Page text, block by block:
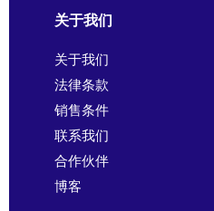
关于我们
关于我们
法律条款
销售条件
联系我们
合作伙伴
博客